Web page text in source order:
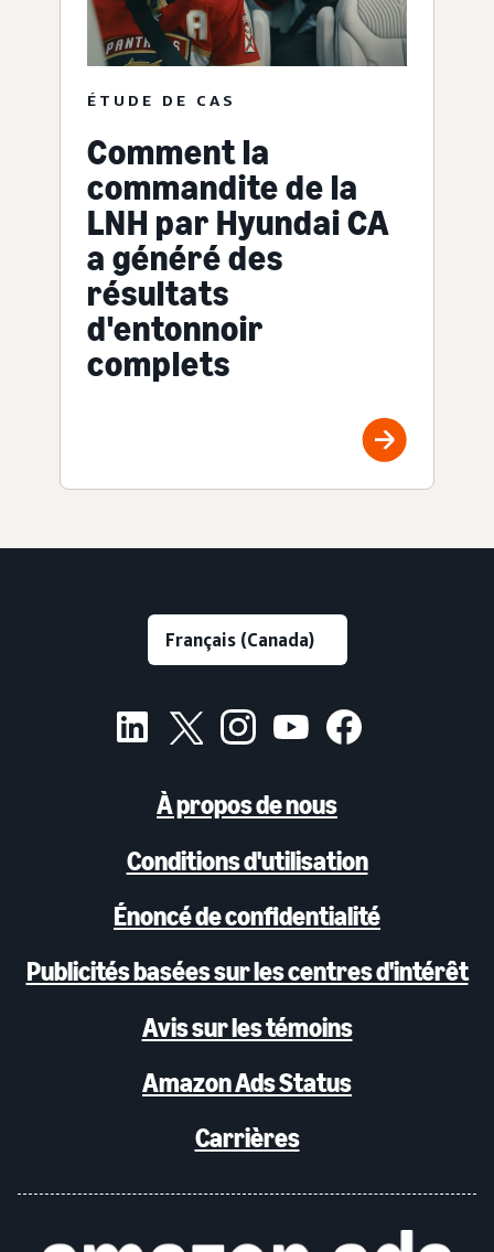
ÉTUDE DE CAS
Comment la
commandite de la
LNH par Hyundai CA
a généré des
résultats
d'entonnoir
complets
À propos de nous
Conditions d'utilisation
Énoncé de confidentialité
Publicités basées sur les centres d'intérêt
Avis sur les témoins
Amazon Ads Status
Carrières